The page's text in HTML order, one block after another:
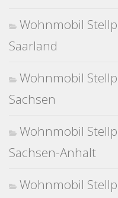
Wohnmobil
Saarland
Wohnmobil
Sachsen
Wohnmobil
Sachsen-Anhalt
Wohnmobil